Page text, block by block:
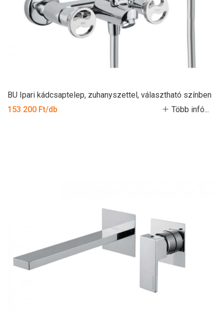
BU Ipari kádcsaptelep, zuhanyszettel, választható színben
153 200 Ft/db
Több infó...